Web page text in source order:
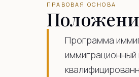
ПРАВОВАЯ ОСНОВА
Программа
иммиграционный